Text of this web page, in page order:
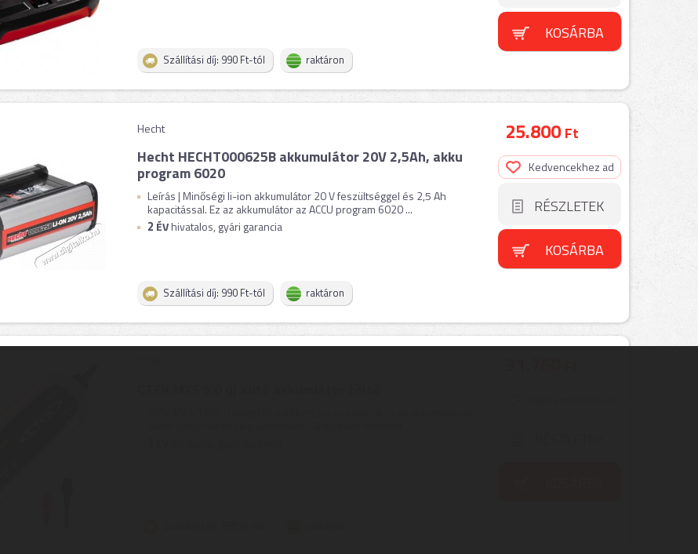
Szállítási díj: 990 Ft-tól raktáron
KOSÁRBA
Hecht
Hecht HECHT000625B akkumulátor 20V 2,5Ah, akku
program 6020
Leírás | Minőségi li-ion akkumulátor 20 V feszültséggel és 2,5 Ah
kapacitással. Ez az akkumulátor az ACCU program 6020 ...
2 ÉVhivatalos, gyári garancia
Szállítási díj: 990 Ft-tól raktáron
25.800Ft
Kedvencekhez ad
RÉSZLETEK
KOSÁRBA